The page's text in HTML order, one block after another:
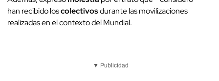
han recibido loscolectivosdurante las movilizaciones
realizadas en el contexto del Mundial.
▼ Publicidad